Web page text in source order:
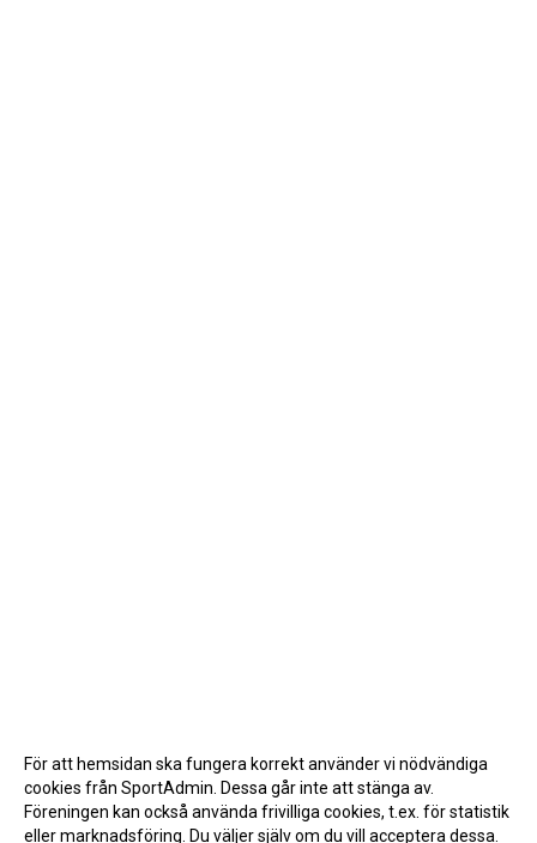
För att hemsidan ska fungera korrekt använder vi nödvändiga
cookies från SportAdmin. Dessa går inte att stänga av.
Föreningen kan också använda frivilliga cookies, t.ex. för statistik
eller marknadsföring. Du väljer själv om du vill acceptera dessa.